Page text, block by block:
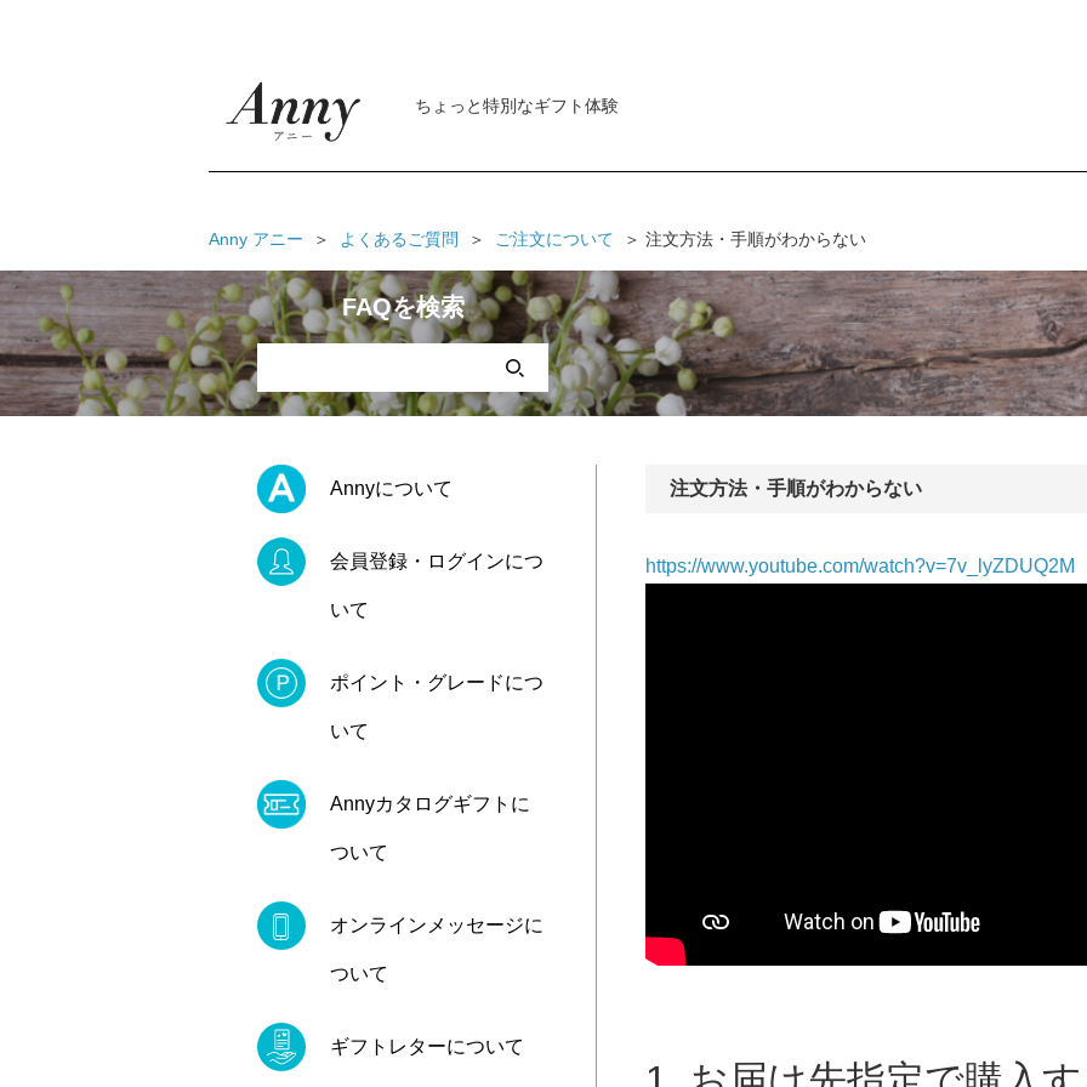
ちょっと特別なギフト体験
Anny アニー よくあるご質問 ご注文について 注文方法・手順がわからない
FAQを検索
Annyについて
会員登録・ログインにつ
いて
ポイント・グレードにつ
いて
Annyカタログギフトに
ついて
オンラインメッセージに
ついて
ギフトレターについて
注文方法・手順がわからない
https://www.youtube.com/watch?v=7v_lyZDUQ2M